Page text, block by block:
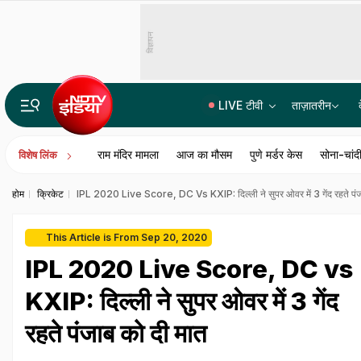
विज्ञापन
LIVE टीवी ताज़ातरीन
विशेष लिंक राम मंदिर मामला आज का मौसम पुणे मर्डर केस सोना-
होम क्रिकेट IPL 2020 Live Score, DC Vs KXIP: दिल्ली ने सुपर ओवर में 3 गेंद रहते
This Article is From Sep 20, 2020
IPL 2020 Live Score, DC vs
KXIP: दिल्ली ने सुपर ओवर में 3 गेंद
रहते पंजाब को दी मात